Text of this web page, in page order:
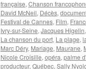
française, Chanson
David McNeil, Décès,
Festival de Cannes, Film,
Ivry-sur-Seine, Jacques Higelin,
La chanson du port, La plage,
Marc Déry, Mariage, Maurane,
Nicole Croisille, opéra, palme
producteur, Québec, Sally